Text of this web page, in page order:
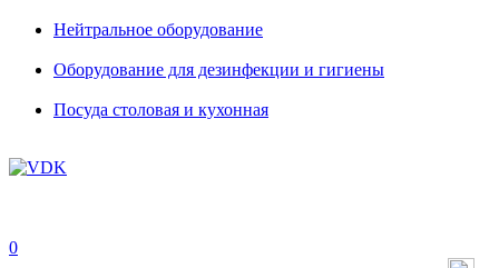
Нейтральное оборудование
Оборудование для дезинфекции и гигиены
Посуда столовая и кухонная
0